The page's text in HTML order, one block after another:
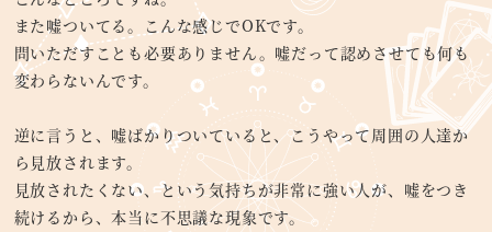
また嘘ついてる。こんな感じでOKです。
問いただすことも必要ありません。嘘だって認めさせても何も
変わらないんです。
逆に言うと、嘘ばかりついていると、こうやって周囲の人達か
ら見放されます。
見放されたくない、という気持ちが非常に強い人が、嘘をつき
続けるから、本当に不思議な現象です。